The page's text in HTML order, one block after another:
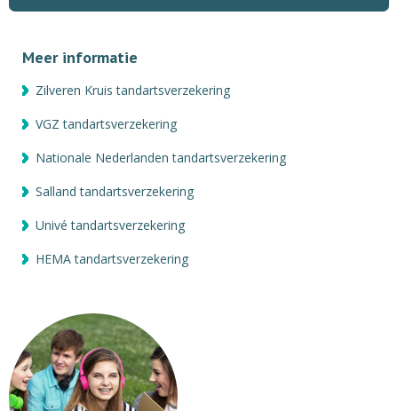
Meer informatie
Zilveren Kruis tandartsverzekering
VGZ tandartsverzekering
Nationale Nederlanden tandartsverzekering
Salland tandartsverzekering
Univé tandartsverzekering
HEMA tandartsverzekering